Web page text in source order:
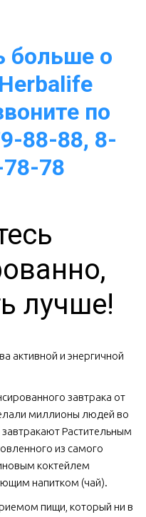
больше о
по
88-88, 8-
78
лучше!
активной и энергичной
завтрака от
миллионы людей во
Растительным
из самого
коктейлем
напитком (чай).
пищи, который ни в